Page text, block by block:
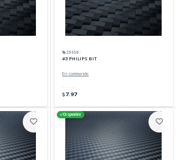
29550 ·
#3 PHILIPS BIT
En commande
7.97
Disponible